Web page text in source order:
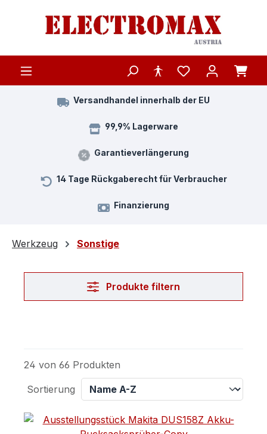
Zum Hauptinhalt springen
Versandhandel innerhalb der EU
99,9% Lagerware
Garantieverlängerung
14 Tage Rückgaberecht für Verbraucher
Finanzierung
Werkzeug Sonstige
Produkte filtern
24 von 66 Produkten
Sortierung